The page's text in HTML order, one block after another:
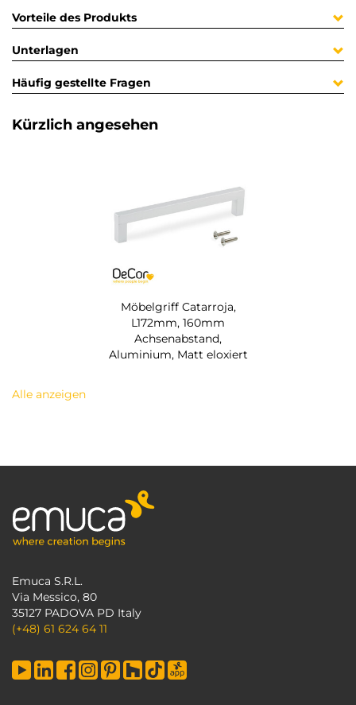
Vorteile des Produkts
Unterlagen
Häufig gestellte Fragen
Kürzlich angesehen
Möbelgriff Catarroja,
L172mm, 160mm
Achsenabstand,
Aluminium, Matt eloxiert
Alle anzeigen
Emuca S.R.L.
Via Messico, 80
35127 PADOVA PD Italy
(+48) 61 624 64 11